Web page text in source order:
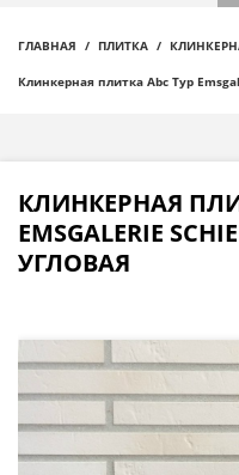
ГЛАВНАЯ ПЛИТКА
Клинкерная плитка Abc Typ
КЛИНКЕРНАЯ
EMSGALERIE
УГЛОВАЯ